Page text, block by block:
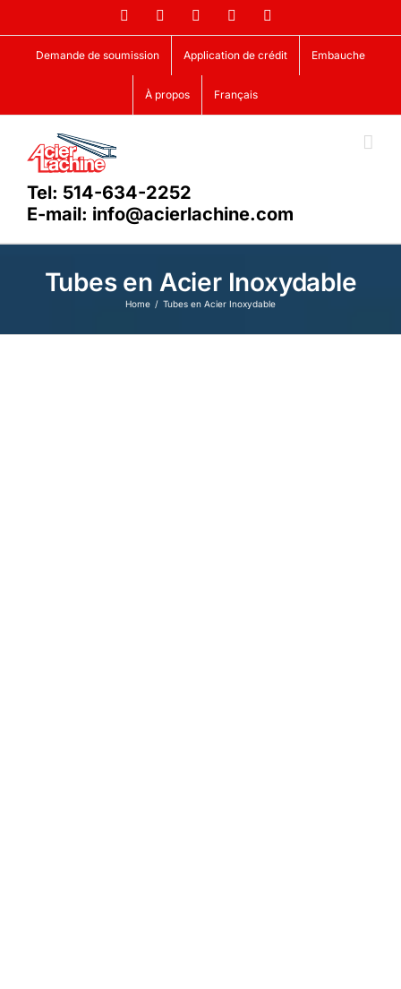
to
content
FacebookLinkedIn YouTube
Demande de soumission Application de crédit Embauche
À propos Français
Tel: 514-634-2252
E-mail: info@acierlachine.com
Tubes en Acier Inoxydable
Home Tubes en Acier Inoxydable